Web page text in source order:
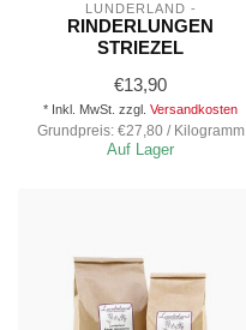
LUNDERLAND -
RINDERLUNGEN
STRIEZEL
€13,90
* Inkl. MwSt. zzgl. Versandkosten
Grundpreis: €27,80 / Kilogramm
Auf Lager